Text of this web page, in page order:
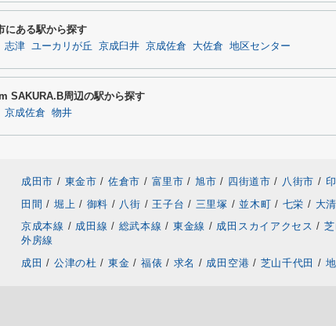
にある駅から探す
志津 ユーカリが丘 京成臼井 京成佐倉 大佐倉 地区センター
SAKURA.B周辺の駅から探す
京成佐倉 物井
成田市 / 東金市 / 佐倉市 / 富里市 / 旭市 / 四街道市 / 八街市 /
田間 / 堀上 / 御料 / 八街 / 王子台 / 三里塚 / 並木町 / 七栄 / 大
京成本線 / 成田線 / 総武本線 / 東金線 / 成田スカイアクセス /
外房線
成田 / 公津の杜 / 東金 / 福俵 / 求名 / 成田空港 / 芝山千代田 /